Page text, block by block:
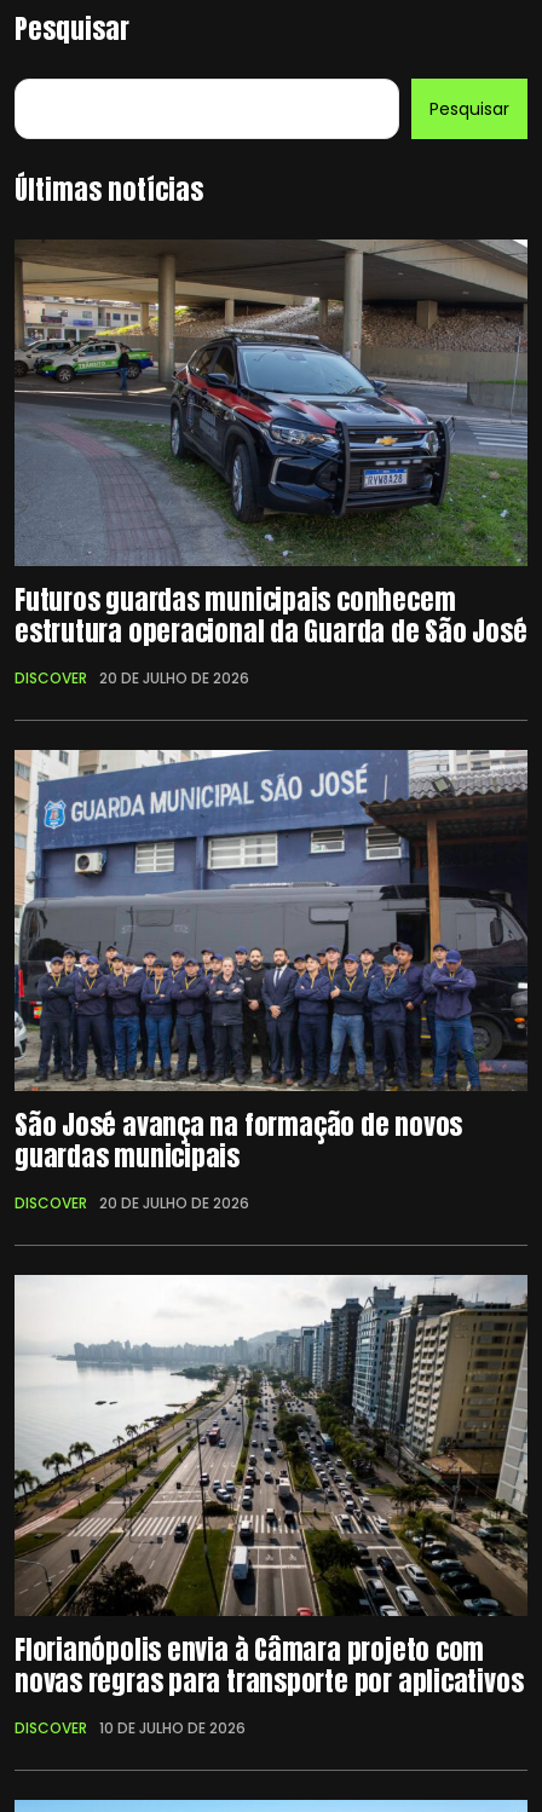
Pesquisar
Pesquisar
Últimas notícias
Futuros guardas municipais conhecem
estrutura operacional da Guarda de São José
DISCOVER 20 DE JULHO DE 2026
São José avança na formação de novos
guardas municipais
DISCOVER 20 DE JULHO DE 2026
Florianópolis envia à Câmara projeto com
novas regras para transporte por aplicativos
DISCOVER 10 DE JULHO DE 2026